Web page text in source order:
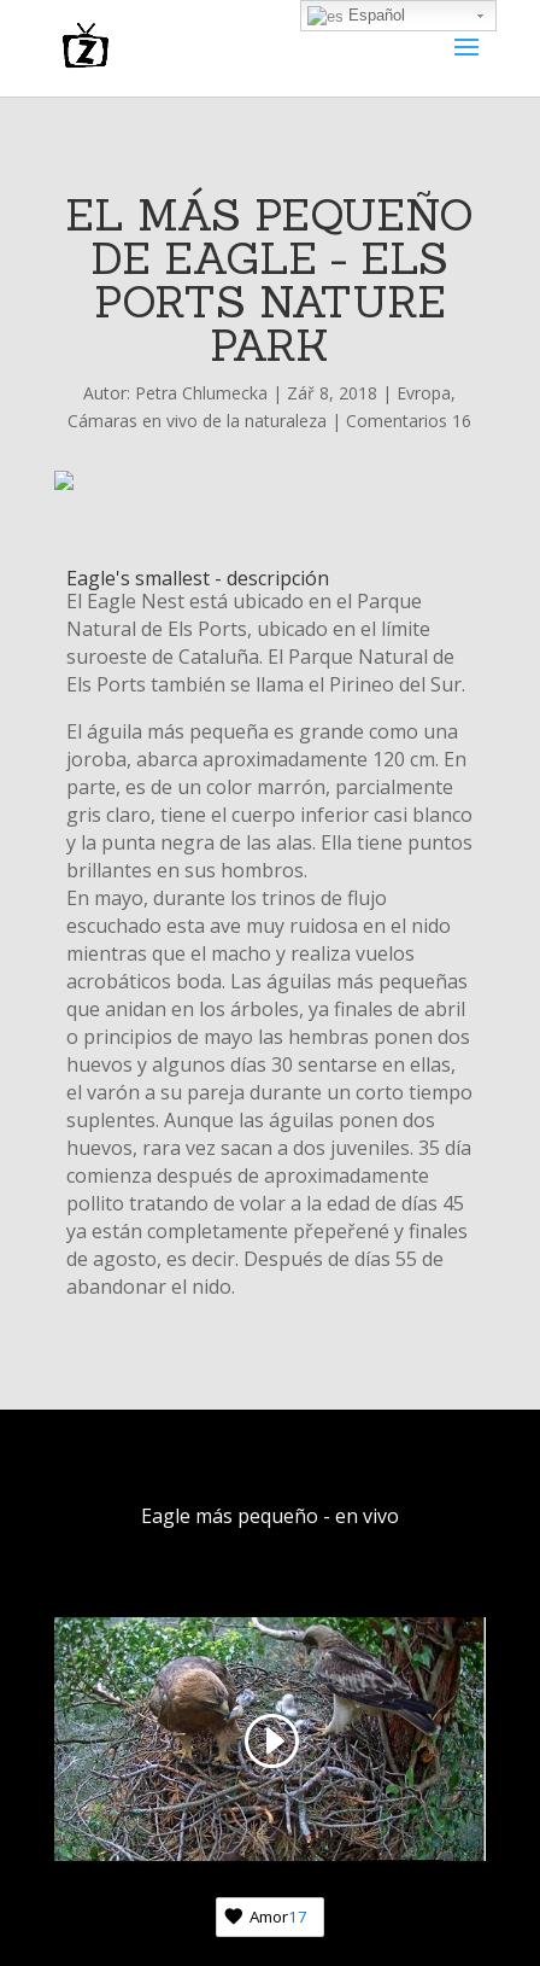
EL MÁS PEQUEÑO
DE EAGLE - ELS
PORTS NATURE
PARK
Autor: Petra Chlumecka | Zář 8, 2018 | Evropa,
Cámaras en vivo de la naturaleza | Comentarios 16
Eagle's smallest - descripción
El Eagle Nest está ubicado en el Parque
Natural de Els Ports, ubicado en el límite
suroeste de Cataluña. El Parque Natural de
Els Ports también se llama el Pirineo del Sur.
El águila más pequeña es grande como una
joroba, abarca aproximadamente 120 cm. En
parte, es de un color marrón, parcialmente
gris claro, tiene el cuerpo inferior casi blanco
y la punta negra de las alas. Ella tiene puntos
brillantes en sus hombros.
En mayo, durante los trinos de flujo
escuchado esta ave muy ruidosa en el nido
mientras que el macho y realiza vuelos
acrobáticos boda. Las águilas más pequeñas
que anidan en los árboles, ya finales de abril
o principios de mayo las hembras ponen dos
huevos y algunos días 30 sentarse en ellas,
el varón a su pareja durante un corto tiempo
suplentes. Aunque las águilas ponen dos
huevos, rara vez sacan a dos juveniles. 35 día
comienza después de aproximadamente
pollito tratando de volar a la edad de días 45
ya están completamente přepeřené y finales
de agosto, es decir. Después de días 55 de
abandonar el nido.
Eagle más pequeño - en vivo
Amor17
Español